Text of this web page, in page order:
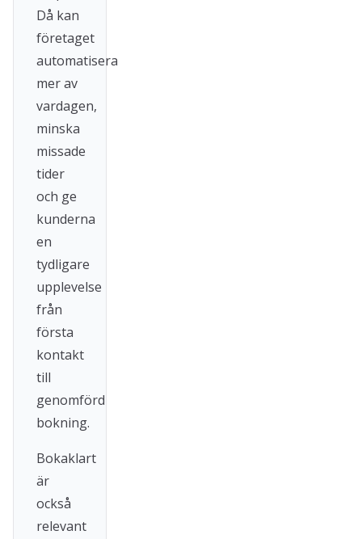
Då kan
företaget
automatisera
mer av
vardagen,
minska
missade
tider
och ge
kunderna
en
tydligare
upplevelse
från
första
kontakt
till
genomförd
bokning.
Bokaklart
är
också
relevant